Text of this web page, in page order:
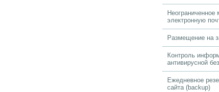
Неограниченное
электронную
Размещение на
Контроль
антивирусной
Ежедневное
сайта (backup)